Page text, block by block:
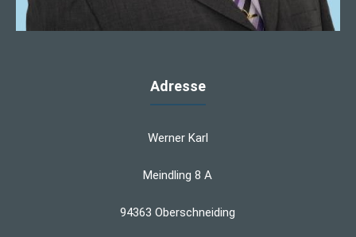
Adresse
Werner Karl
Meindling 8 A
94363 Oberschneiding